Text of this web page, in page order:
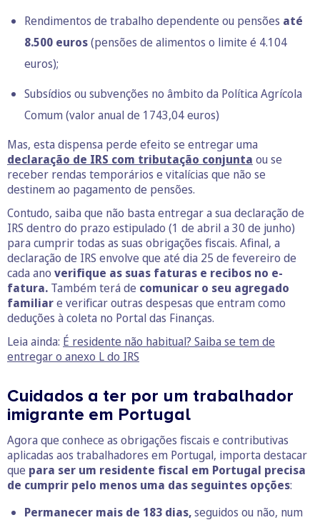
Rendimentos de trabalho dependente ou pensões até
8.500 euros(pensões de alimentos o limite é 4.104
euros);
Subsídios ou subvenções no âmbito da Política Agrícola
Comum (valor anual de 1743,04 euros)
Mas, esta dispensa perde efeito se entregar uma
declaração de IRS com tributação conjunta ou se
receber rendas temporários e vitalícias que não se
destinem ao pagamento de pensões.
Contudo, saiba que não basta entregar a sua declaração de
IRS dentro do prazo estipulado (1 de abril a 30 de junho)
para cumprir todas as suas obrigações fiscais. Afinal, a
declaração de IRS envolve que até dia 25 de fevereiro de
cada ano verifique as suas faturas e recibos no e-
fatura. Também terá de comunicar o seu agregado
familiare verificar outras despesas que entram como
deduções à coleta no Portal das Finanças.
Leia ainda: É residente não habitual? Saiba se tem de
entregar o anexo L do IRS
Cuidados a ter por um trabalhador
imigrante em Portugal
Agora que conhece as obrigações fiscais e contributivas
aplicadas aos trabalhadores em Portugal, importa destacar
que para ser um residente fiscal em Portugal precisa
de cumprir pelo menos uma das seguintes opções:
Permanecer mais de 183 dias,seguidos ou não, num